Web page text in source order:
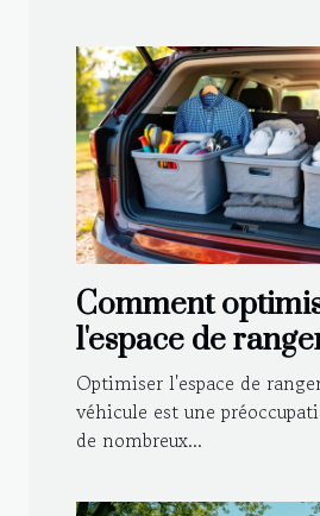
Comment
l'espace de
dans votre
Optimiser l'espace de
véhicule est une
de nombreux...